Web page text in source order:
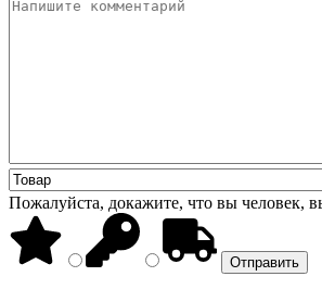
Пожалуйста, докажите, что вы человек,